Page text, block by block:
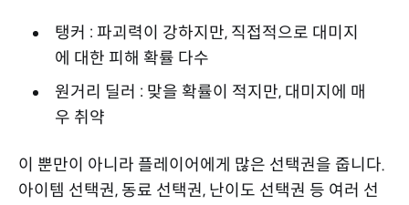
탱커 : 파괴력이 강하지만, 직접적으로 대미지
에 대한 피해 확률 다수
원거리 딜러 : 맞을 확률이 적지만, 대미지에 매
우 취약
이 뿐만이 아니라 플레이어에게 많은 선택권을 줍니다.
아이템 선택권, 동료 선택권, 난이도 선택권 등 여러 선